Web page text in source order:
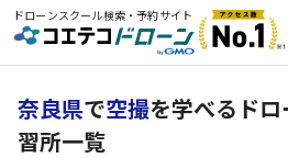
ドローンスクール検索・予約サイト
奈良県で空撮を学べるド
習所一覧